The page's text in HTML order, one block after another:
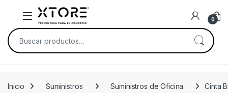
Skip to navigation
Skip to content
0
Buscar por:
Inicio Suministros Suministros de Oficina Cinta